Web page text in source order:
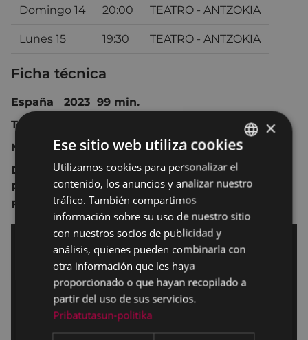
Domingo 14 20:00 TEATRO - ANTZOKIA
Lunes 15 19:30 TEATRO - ANTZOKIA
Ficha técnica
España 2023 99 min.
Thriller.
No recomendada para menores de 16 años.
Dirección:Miguel Ángel Vivas.
Reparto:Natalia de Molina , Bella Agossou
Francisco Reyes, Fran Cantos, Chani Martín
BASQUE
SPANISH
×
Ese sitio web utiliza cookies
Utilizamos cookies para personalizar el
contenido, los anuncios y analizar nuestro
tráfico. También compartimos
información sobre su uso de nuestro sitio
con nuestros socios de publicidad y
análisis, quienes pueden combinarla con
otra información que les haya
proporcionado o que hayan recopilado a
partir del uso de sus servicios.
Pribatutasun-politika